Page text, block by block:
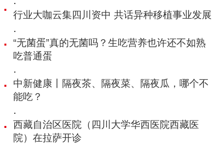
·
行业大咖云集四川资中 共话异种移植事业发展
·
“无菌蛋”真的无菌吗？生吃营养也许还不如熟
吃普通蛋
·
中新健康丨隔夜茶、隔夜菜、隔夜瓜，哪个不
能吃？
·
西藏自治区医院（四川大学华西医院西藏医
院）在拉萨开诊